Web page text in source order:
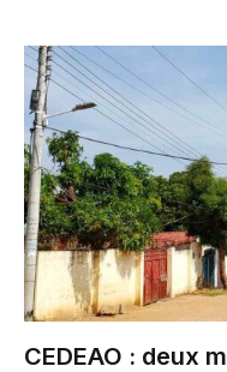
CEDEAO : deux